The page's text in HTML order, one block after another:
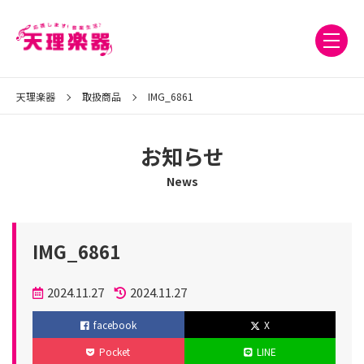
天理楽器 取扱商品 IMG_6861
お知らせ
News
IMG_6861
投
稿
日
2024.11.27
更
新
2024.11.27
facebook
X
Pocket
LINE